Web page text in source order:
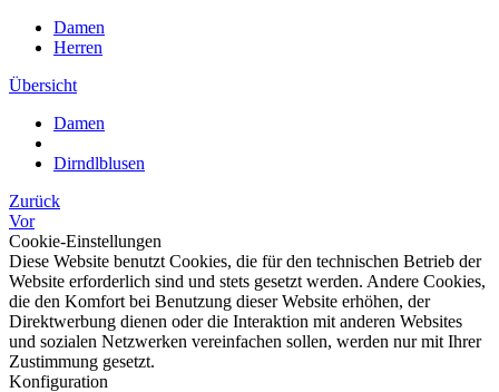
Damen
Herren
Übersicht
Damen
Dirndlblusen
Zurück
Vor
Cookie-Einstellungen
Diese Website benutzt Cookies, die für den technischen Betrieb der
Website erforderlich sind und stets gesetzt werden. Andere Cookies,
die den Komfort bei Benutzung dieser Website erhöhen, der
Direktwerbung dienen oder die Interaktion mit anderen Websites
und sozialen Netzwerken vereinfachen sollen, werden nur mit Ihrer
Zustimmung gesetzt.
Konfiguration